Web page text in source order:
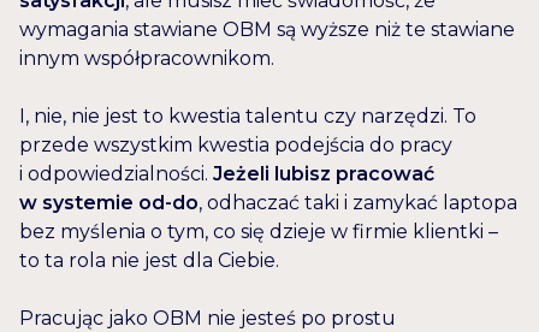
wymagania stawiane OBM są wyższe niż te stawiane
innym współpracownikom.
I, nie, nie jest to kwestia talentu czy narzędzi. To
przede wszystkim kwestia podejścia do pracy
i odpowiedzialności. Jeżeli lubisz pracować
w systemie od-do, odhaczać taki i zamykać laptopa
bez myślenia o tym, co się dzieje w firmie klientki –
to ta rola nie jest dla Ciebie.
Pracując jako OBM nie jesteś po prostu